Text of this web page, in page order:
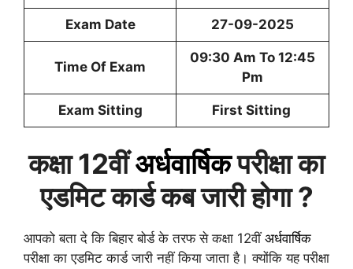
Exam Date 27-09-2025
Time Of Exam
09:30 Am To 12:45
Pm
Exam Sitting First Sitting
कक्षा 12वींअर्धवार्षिकपरीक्षा का
एडमिट कार्ड कब जारी होगा ?
आपको बता दे कि बिहार बोर्ड के तरफ से कक्षा 12वीं अर्धवार्षिक
परीक्षा का एडमिट कार्ड जारी नहीं किया जाता है। क्योंकि यह परीक्षा